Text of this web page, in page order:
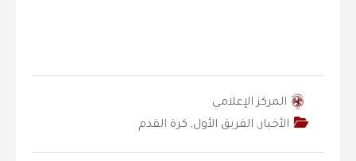
المركز الإعلامي
الأخبار, الفريق الأول, كرة القدم